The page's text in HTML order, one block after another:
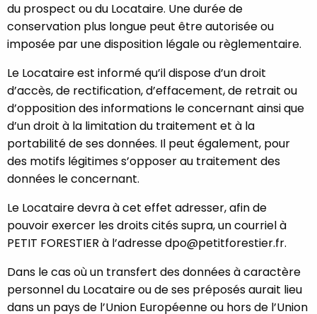
du prospect ou du Locataire. Une durée de
conservation plus longue peut être autorisée ou
imposée par une disposition légale ou règlementaire.
Le Locataire est informé qu’il dispose d’un droit
d’accès, de rectification, d’effacement, de retrait ou
d’opposition des informations le concernant ainsi que
d’un droit à la limitation du traitement et à la
portabilité de ses données. Il peut également, pour
des motifs légitimes s’opposer au traitement des
données le concernant.
Le Locataire devra à cet effet adresser, afin de
pouvoir exercer les droits cités supra, un courriel à
PETIT FORESTIER à l’adresse dpo@petitforestier.fr.
Dans le cas où un transfert des données à caractère
personnel du Locataire ou de ses préposés aurait lieu
dans un pays de l’Union Européenne ou hors de l’Union